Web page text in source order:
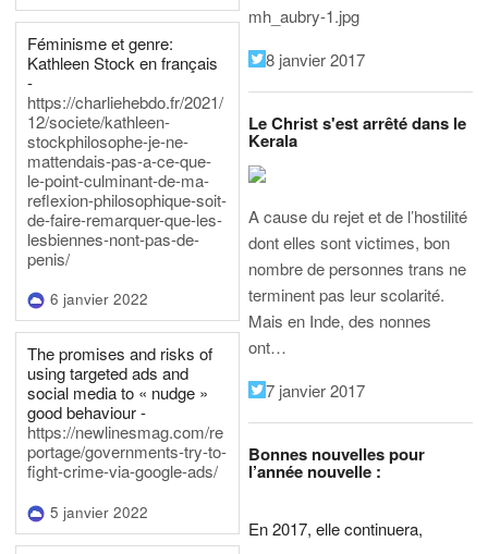
Féminisme et genre:
Kathleen Stock en français
-
https://charliehebdo.fr/2021/
12/societe/kathleen-
stockphilosophe-je-ne-
mattendais-pas-a-ce-que-
le-point-culminant-de-ma-
reflexion-philosophique-soit-
de-faire-remarquer-que-les-
lesbiennes-nont-pas-de-
penis/
6 janvier 2022
The promises and risks of
using targeted ads and
social media to « nudge »
good behaviour -
https://newlinesmag.com/re
portage/governments-try-to-
fight-crime-via-google-ads/
5 janvier 2022
mh_aubry-1.jpg
8 janvier 2017
Le Christ s'est arrêté dans le
Kerala
A cause du rejet et de l’hostilité
dont elles sont victimes, bon
nombre de personnes trans ne
terminent pas leur scolarité.
Mais en Inde, des nonnes
ont…
7 janvier 2017
Bonnes nouvelles pour
l’année nouvelle :
En 2017, elle continuera,